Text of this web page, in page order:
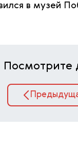
в музей
Посмотрите